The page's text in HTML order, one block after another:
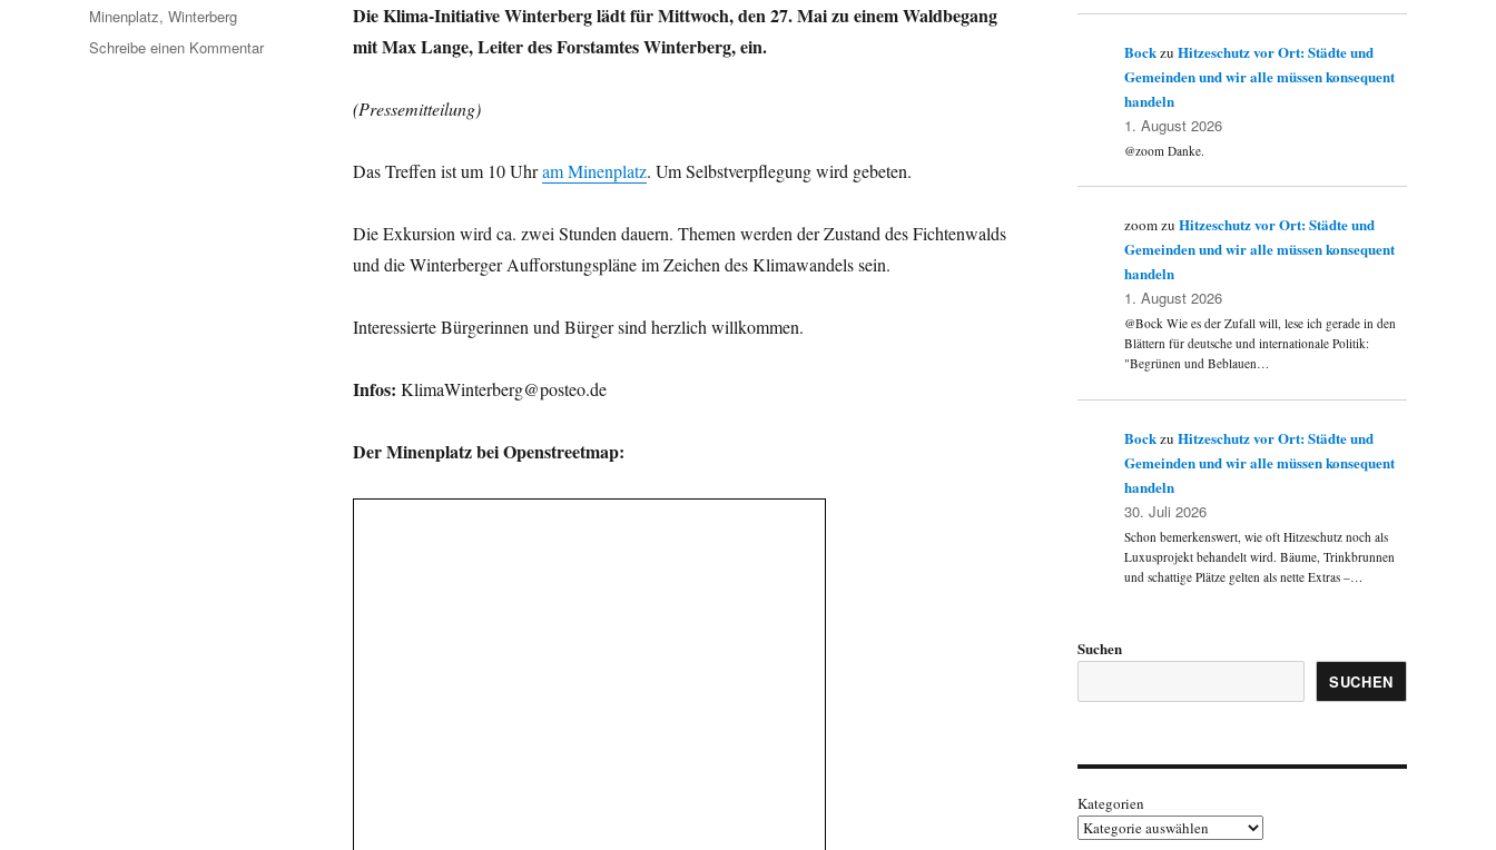
Die Klima-Initiative Winterberg lädt für Mittwoch, den 27. Mai zu einem Waldbegang
mit Max Lange, Leiter des Forstamtes Winterberg, ein.
(Pressemitteilung)
Das Treffen ist um 10 Uhram Minenplatz. Um Selbstverpflegung wird gebeten.
Die Exkursion wird ca. zwei Stunden dauern. Themen werden der Zustand des Fichtenwalds
und die Winterberger Aufforstungspläne im Zeichen des Klimawandels sein.
Interessierte Bürgerinnen und Bürger sind herzlich willkommen.
Infos: KlimaWinterberg@posteo.de
Der Minenplatz bei Openstreetmap:
Schlagwörter
Minenplatz,Winterberg
Schreibe einen Kommentarzu
BockzuHitzeschutz vor Ort: Städte und
Gemeinden und wir alle müssen konsequent
handeln
1. August 2026
@zoom Danke.
zoomzuHitzeschutz vor Ort: Städte und
Gemeinden und wir alle müssen konsequent
handeln
1. August 2026
@Bock Wie es der Zufall will, lese ich gerade in den
Blättern für deutsche und internationale Politik:
"Begrünen und Beblauen…
BockzuHitzeschutz vor Ort: Städte und
Gemeinden und wir alle müssen konsequent
handeln
30. Juli 2026
Schon bemerkenswert, wie oft Hitzeschutz noch als
Luxusprojekt behandelt wird. Bäume, Trinkbrunnen
und schattige Plätze gelten als nette Extras –…
Suchen
SUCHEN
Kategorien